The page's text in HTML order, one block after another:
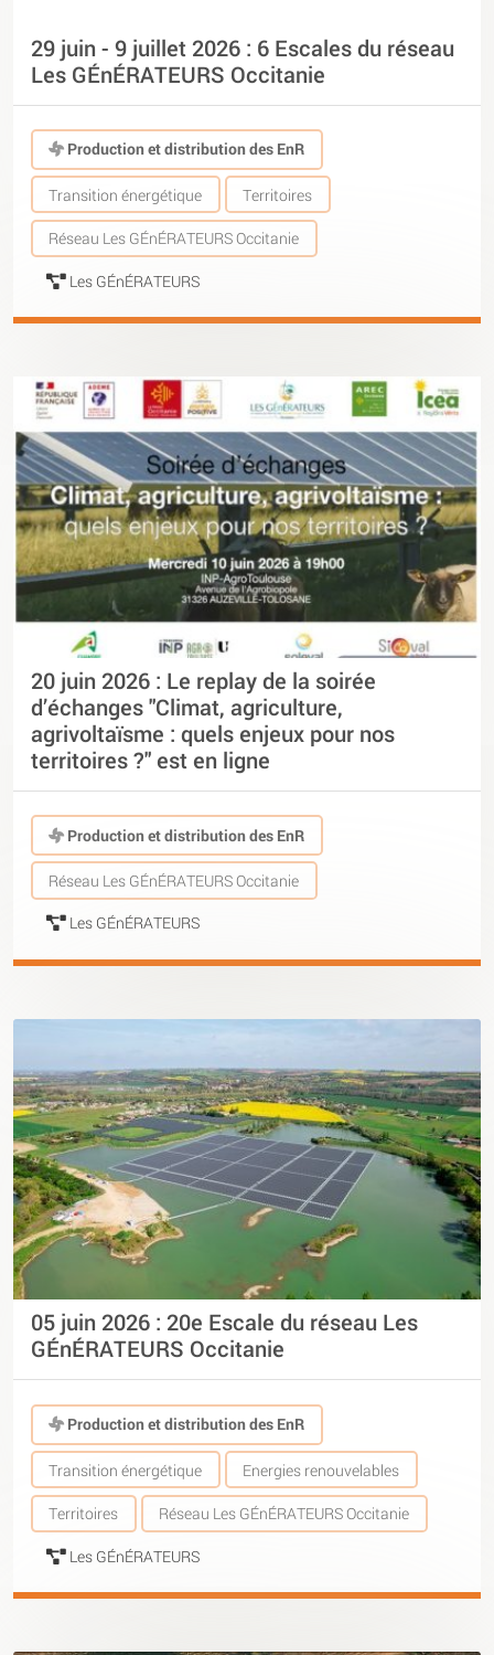
29 juin - 9 juillet 2026 : 6 Escales du réseau
Les GÉnÉRATEURS Occitanie
Production et distribution des EnR
Transition énergétique Territoires
Réseau Les GÉnÉRATEURS Occitanie
Les GÉnÉRATEURS
20 juin 2026 : Le replay de la soirée
d’échanges "Climat, agriculture,
agrivoltaïsme : quels enjeux pour nos
territoires ?" est en ligne
Production et distribution des EnR
Réseau Les GÉnÉRATEURS Occitanie
Les GÉnÉRATEURS
05 juin 2026 : 20e Escale du réseau Les
GÉnÉRATEURS Occitanie
Production et distribution des EnR
Transition énergétique Energies renouvelables
Territoires Réseau Les GÉnÉRATEURS Occitanie
Les GÉnÉRATEURS